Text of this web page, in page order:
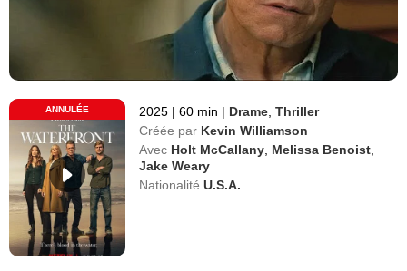
ANNULÉE 2025 | 60 min | Drame ,Thriller
Créée par Kevin Williamson
Avec Holt McCallany Melissa Benoist
Jake Weary
Nationalité U.S.A.